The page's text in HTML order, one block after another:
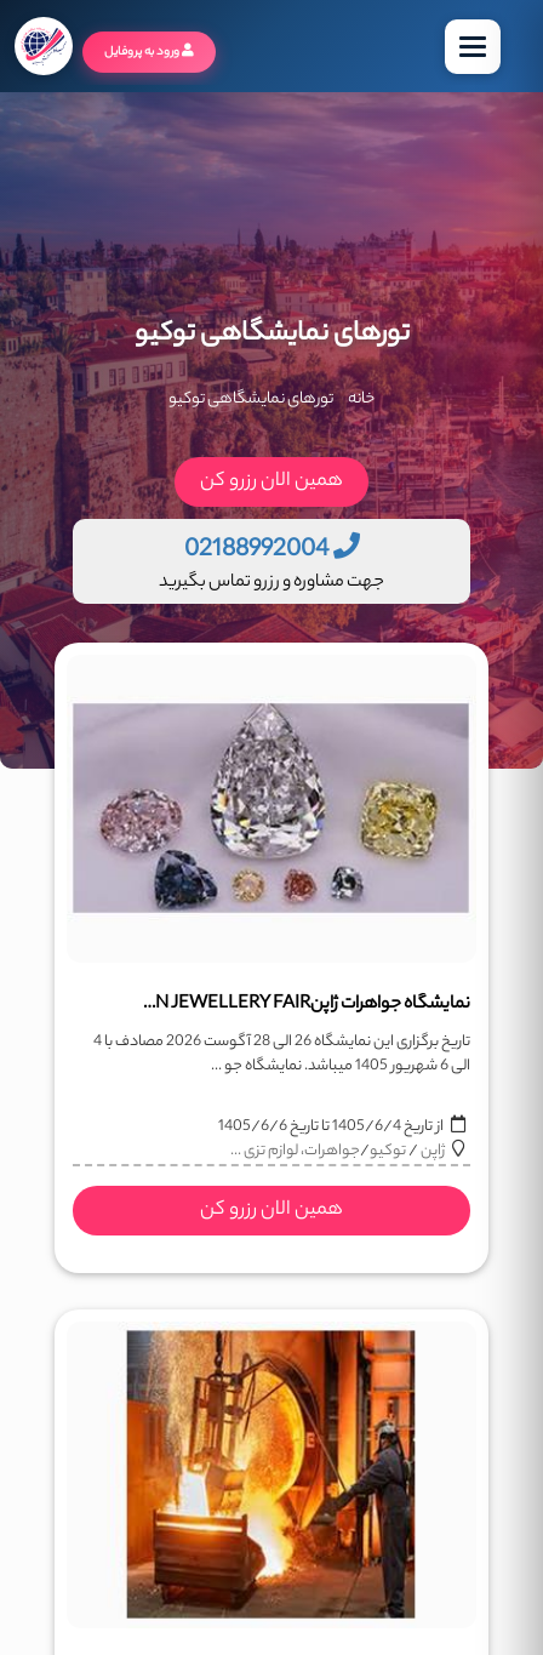
منو ورود به پروفایل
تورهای نمایشگاهی توکیو
خانه تورهای نمایشگاهی توکیو
همین الان رزرو کن
02188992004
جهت مشاوره و رزرو تماس بگیرید
نمایشگاه جواهرات ژاپنJAPAN JEWELLERY FAIR
تاریخ برگزاری این نمایشگاه 26 الی 28 آگوست 2026 مصادف با 4
الی 6 شهریور 1405 میباشد. نمایشگاه جو ...
از تاریخ1405/6/4تا تاریخ1405/6/6
ژاپن/توکیو/جواهرات، لوازم تزی ...
همین الان رزرو کن